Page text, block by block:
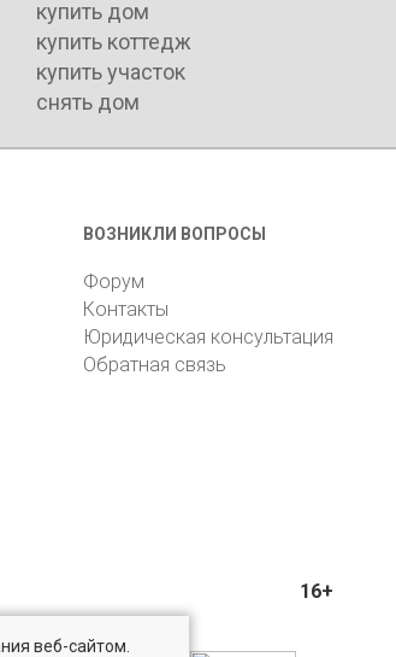
купить дом
купить коттедж
купить участок
снять дом
ВОЗНИКЛИ ВОПРОСЫ
Форум
Контакты
Юридическая консультация
Обратная связь
16+
веб-сайтом.